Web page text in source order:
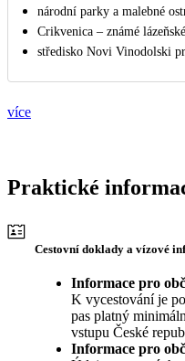
národní parky a malebné
Crikvenica – známé
středisko Novi Vinodolski
více
Praktické
Cestovní doklady a vízové
Informace pro
K vycestování je
pas platný
vstupu České
Informace pro